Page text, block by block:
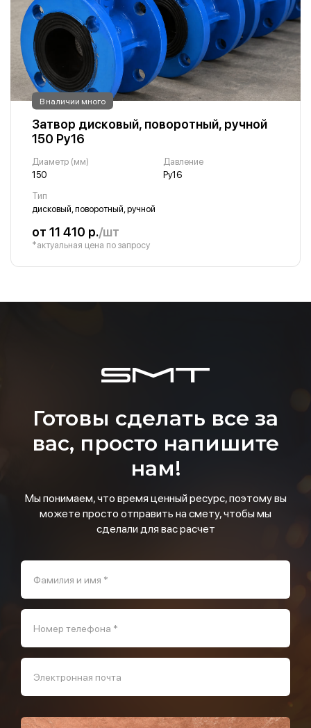
В наличии много
Затвор дисковый, поворотный, ручной
150 Ру16
Диаметр (мм)
150
Давление
Ру16
Тип
дисковый, поворотный, ручной
от 11 410 р./шт
*актуальная цена по запросу
Готовы сделать все за
вас, просто напишите
нам!
Мы понимаем, что время ценный ресурс, поэтому вы
можете просто отправить на смету, чтобы мы
сделали для вас расчет
Фамилия и имя *
Номер телефона *
Электронная почта